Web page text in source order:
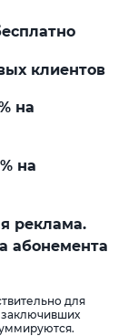
клиентов
на
на
реклама.
абонемента
для
заключивших